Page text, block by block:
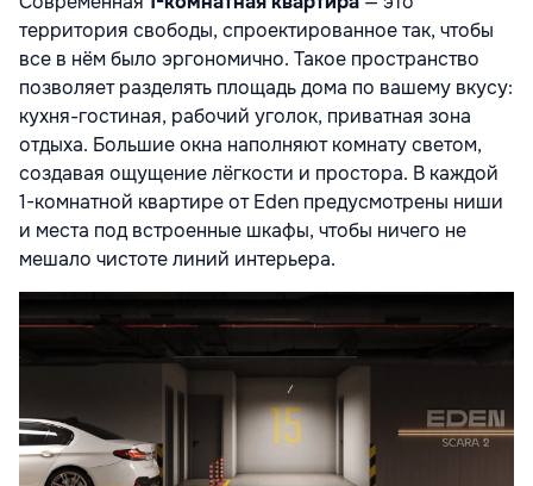
территория свободы, спроектированное так, чтобы
все в нём было эргономично. Такое пространство
позволяет разделять площадь дома по вашему вкусу:
кухня-гостиная, рабочий уголок, приватная зона
отдыха. Большие окна наполняют комнату светом,
создавая ощущение лёгкости и простора. В каждой
1-комнатной квартире от Eden предусмотрены ниши
и места под встроенные шкафы, чтобы ничего не
мешало чистоте линий интерьера.